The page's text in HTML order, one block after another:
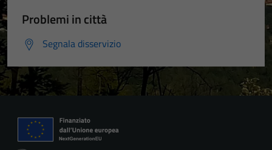
Problemi in città
Segnala disservizio